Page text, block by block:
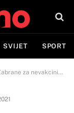
SVIJET SPORT
za nevakcinisane kucaju na vrata BiH